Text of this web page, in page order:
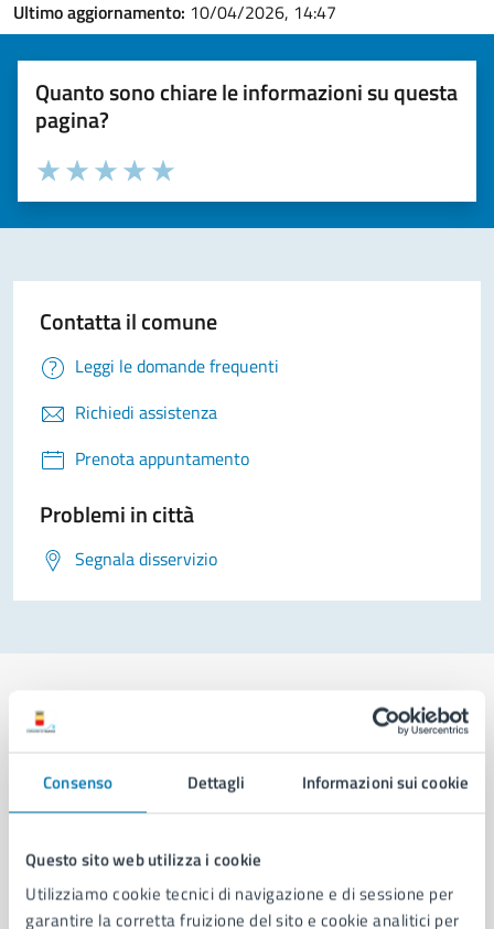
Consenso Dettagli Informazioni sui cookie
Questo sito web utilizza i cookie
Utilizziamo cookie tecnici di navigazione e di sessione per
garantire la corretta fruizione del sito e cookie analitici per
Ultimo aggiornamento: 10/04/2026, 14:47
Quanto sono chiare le informazioni su questa
pagina?
Valuta la chiarezza delle informazioni (da 1 a 5 stelle)
Seleziona il numero di stelle per valutare la chiarezza delle
Valuta 5 stelle su 5
Valuta 4 stelle su 5
Valuta 3 stelle su 5
Valuta 2 stelle su 5
Valuta 1 stelle su 5
Contatta il comune
Leggi le domande frequenti
Richiedi assistenza
Prenota appuntamento
Problemi in città
Segnala disservizio
Comune di Napoli
Aree amministrative
Organi di governo